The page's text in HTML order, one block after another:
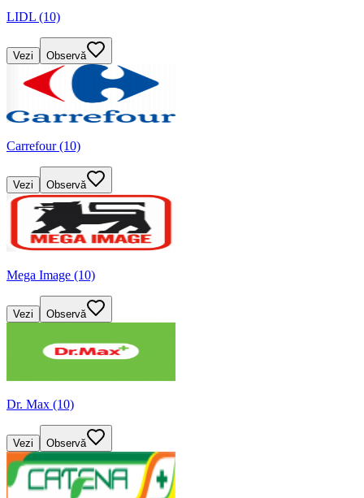
LIDL (10)
Vezi Observă
Carrefour (10)
Vezi Observă
Mega Image (10)
Vezi Observă
Dr. Max (10)
Vezi Observă